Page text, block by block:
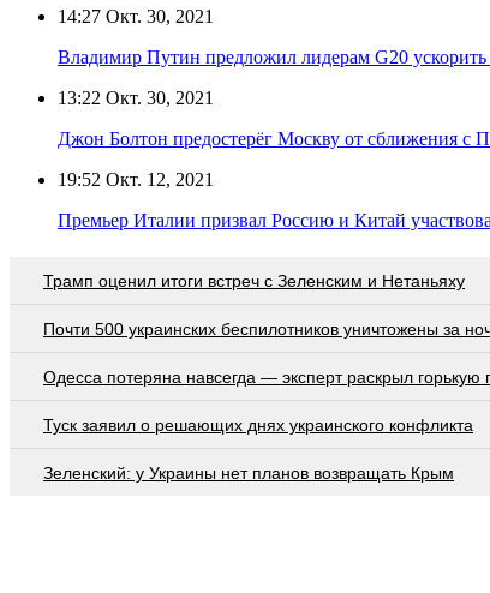
14:27 Окт. 30, 2021
Владимир Путин предложил лидерам G20
13:22 Окт. 30, 2021
Джон Болтон предостерёг Москву от сближения с
19:52 Окт. 12, 2021
Премьер Италии призвал Россию и Китай
Трамп оценил итоги встреч с Зеленским и Нетаньяху
Почти 500 украинских беспилотников уничтожены за
Oдecca пoтeрянa нaвceгдa — экcпeрт рacкрыл гoрькую
Туск заявил о решающих днях украинского конфликта
Зеленский: у Украины нет планов возвращать Крым